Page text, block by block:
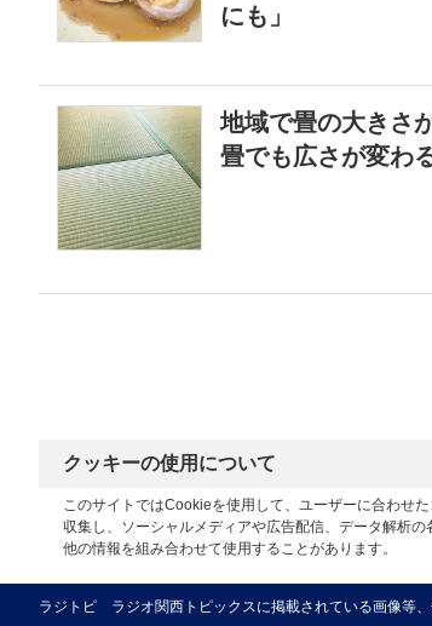
にも」
地域で畳の大きさ
畳でも広さが変わ
クッキーの使用について
このサイトではCookieを使用して、ユーザーに合わせ
収集し、ソーシャルメディアや広告配信、データ解析
他の情報を組み合わせて使用することがあります。
ラジトピ ラジオ関西トピックスに掲載されている画像等、